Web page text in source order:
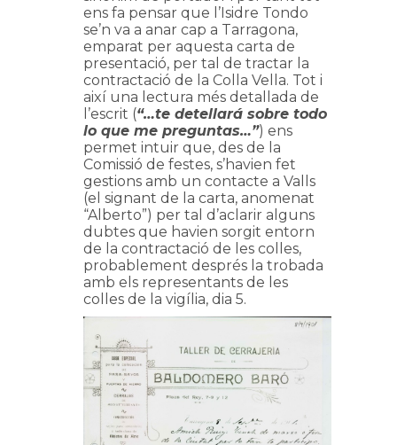
ens fa pensar que l’Isidre Tondo
se’n va a anar cap a Tarragona,
emparat per aquesta carta de
presentació, per tal de tractar la
contractació de la Colla Vella. Tot i
així una lectura més detallada de
l’escrit (“…te detellará sobre todo
lo que me preguntas…”) ens
permet intuir que, des de la
Comissió de festes, s’havien fet
gestions amb un contacte a Valls
(el signant de la carta, anomenat
“Alberto”) per tal d’aclarir alguns
dubtes que havien sorgit entorn
de la contractació de les colles,
probablement després la trobada
amb els representants de les
colles de la vigília, dia 5.